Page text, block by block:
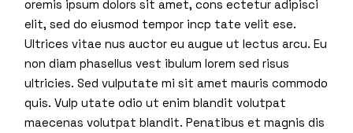
oremis ipsum dolors sit amet, cons ectetur adipisci
elit, sed do eiusmod tempor incp tate velit ese.
Ultrices vitae nus auctor eu augue ut lectus arcu. Eu
non diam phasellus vest ibulum lorem sed risus
ultricies. Sed vulputate mi sit amet mauris commodo
quis. Vulp utate odio ut enim blandit volutpat
maecenas volutpat blandit. Penatibus et magnis dis